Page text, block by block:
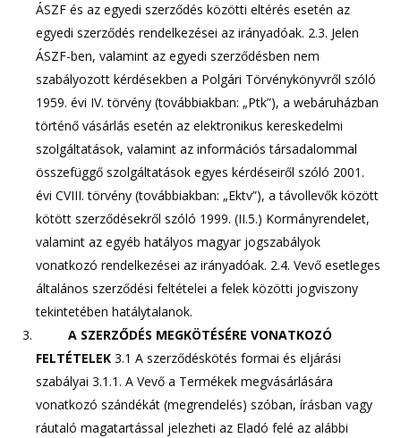
ÁSZF és az egyedi szerződés közötti eltérés esetén az
egyedi szerződés rendelkezései az irányadóak. 2.3. Jelen
ÁSZF-ben, valamint az egyedi szerződésben nem
szabályozott kérdésekben a Polgári Törvénykönyvről szóló
1959. évi IV. törvény (továbbiakban: „Ptk”), a webáruházban
történő vásárlás esetén az elektronikus kereskedelmi
szolgáltatások, valamint az információs társadalommal
összefüggő szolgáltatások egyes kérdéseiről szóló 2001.
évi CVIII. törvény (továbbiakban: „Ektv”), a távollevők között
kötött szerződésekről szóló 1999. (II.5.) Kormányrendelet,
valamint az egyéb hatályos magyar jogszabályok
vonatkozó rendelkezései az irányadóak. 2.4. Vevő esetleges
általános szerződési feltételei a felek közötti jogviszony
tekintetében hatálytalanok.
A SZERZŐDÉS MEGKÖTÉSÉRE VONATKOZÓ
FELTÉTELEK 3.1 A szerződéskötés formai és eljárási
szabályai 3.1.1. A Vevő a Termékek megvásárlására
vonatkozó szándékát (megrendelés) szóban, írásban vagy
ráutaló magatartással jelezheti az Eladó felé az alábbi